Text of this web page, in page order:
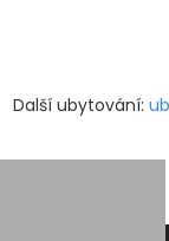
Další ubytování: